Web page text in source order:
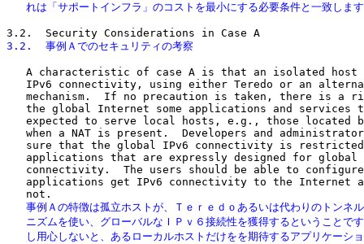
れは「サポートインフラ」のコストを最小にする必要条件と一致しま
3.2.  事例Ａでのセキュリティの考察
A characteristic of case A is that an isolated host
IPv6 connectivity, using either Teredo or an
mechanism.  If no precaution is taken, there is a
the global Internet some applications and services
expected to serve local hosts, e.g., those located
when a NAT is present.  Developers and
sure that the global IPv6 connectivity is
applications that are expressly designed for global
connectivity.  The users should be able to
applications get IPv6 connectivity to the Internet
事例Ａの特徴は孤立ホストが、Ｔｅｒｅｄｏあるいは代わりのトンネ
ニズムを使い、グローバルなＩＰｖ６接続性を獲得するということで
し用心しないと、あるローカルホストだけをを期待するアプリケーシ